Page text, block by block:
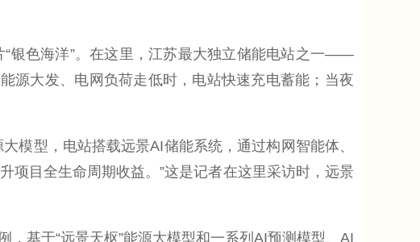
色海洋”。在这里，江苏最大独立储能电站之一——
源大发、电网负荷走低时，电站快速充电蓄能；当夜
模型，电站搭载远景AI储能系统，通过构网智能体、
项目全生命周期收益。”这是记者在这里采访时，远景
基于“远景天枢”能源大模型和一系列AI预测模型、AI